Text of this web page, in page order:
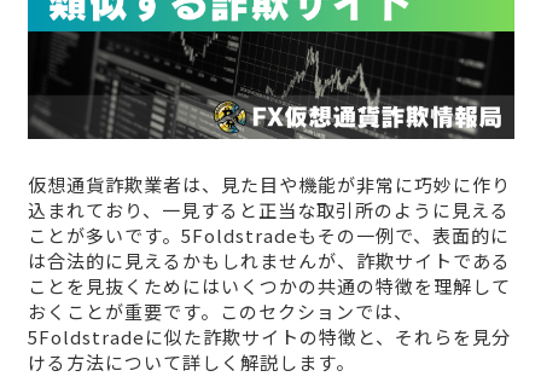
仮想通貨詐欺業者は、見た目や機能が非常に巧妙に作り
込まれており、一見すると正当な取引所のように見える
ことが多いです。5Foldstradeもその一例で、表面的に
は合法的に見えるかもしれませんが、詐欺サイトである
ことを見抜くためにはいくつかの共通の特徴を理解して
おくことが重要です。このセクションでは、
5Foldstradeに似た詐欺サイトの特徴と、それらを見分
ける方法について詳しく解説します。